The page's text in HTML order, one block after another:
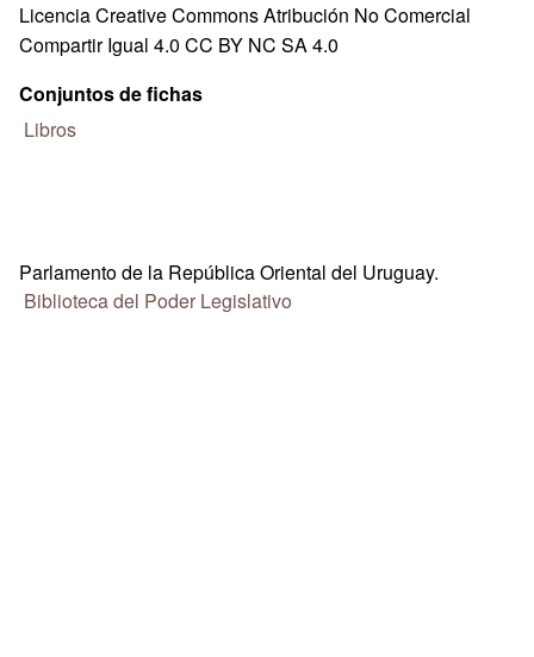
Licencia Creative Commons Atribución No Comercial
Compartir Igual 4.0 CC BY NC SA 4.0
Conjuntos de fichas
Libros
Parlamento de la República Oriental del Uruguay.
Biblioteca del Poder Legislativo